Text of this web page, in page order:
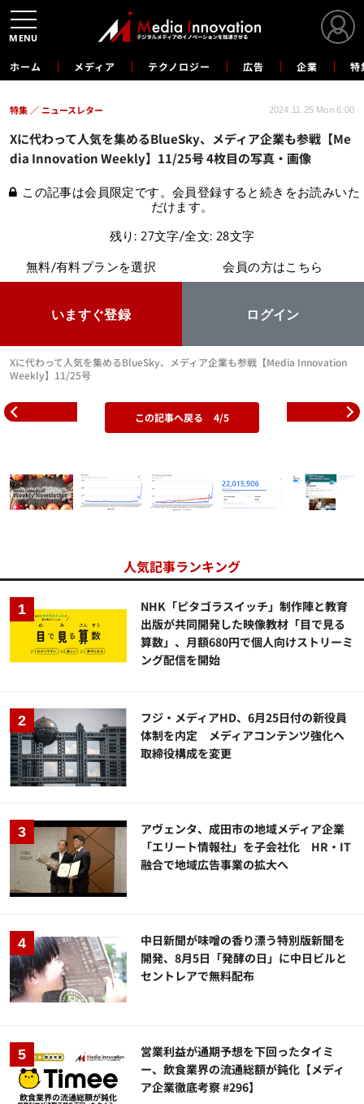
ホーム メディア テクノロジー 広告 企業 特
Xに代わって人気を集めるBlueSky、メディア企業も参戦【Me
dia Innovation Weekly】11/25号 4枚目の写真・画像
特集 ニュースレター 2024.11.25 Mon 6:00
この記事は会員限定です。会員登録すると続きをお読みいた
だけます。
残り: 27文字/全文: 28文字
無料/有料プランを選択
いますぐ登録
会員の方はこちら
ログイン
Xに代わって人気を集めるBlueSky、メディア企業も参戦【Media Innovation
Weekly】11/25号
この記事へ戻る 4/5
人気記事ランキング
NHK「ピタゴラスイッチ」制作陣と教育
出版が共同開発した映像教材「目で見る
算数」、月額680円で個人向けストリーミ
ング配信を開始
フジ・メディアHD、6月25日付の新役員
体制を内定 メディアコンテンツ強化へ
取締役構成を変更
アヴェンタ、成田市の地域メディア企業
「エリート情報社」を子会社化 HR・IT
融合で地域広告事業の拡大へ
中日新聞が味噌の香り漂う特別版新聞を
開発、8月5日「発酵の日」に中日ビルと
セントレアで無料配布
営業利益が通期予想を下回ったタイミ
ー、飲食業界の流通総額が鈍化【メディ
ア企業徹底考察 #296】
MENU